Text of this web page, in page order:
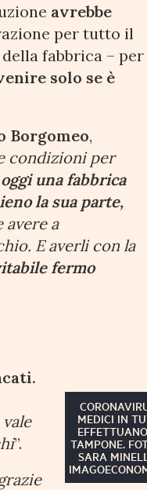
avrebbe
per tutto il
fabbrica – per
solo se è
Borgomeo,
condizioni per
una fabbrica
la sua parte,
avere a
E averli con la
fermo
MEDICI IN
TAMPONE.
SARA
”.